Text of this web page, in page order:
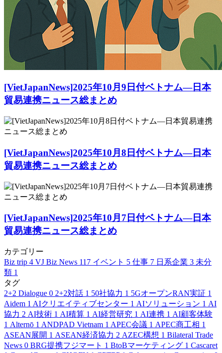
[VietJapanNews]2025年10月9日付ベトナム―日本
貿易連携ニュース総まとめ
[VietJapanNews]2025年10月8日付ベトナム―日本
貿易連携ニュース総まとめ
[VietJapanNews]2025年10月7日付ベトナム―日本
貿易連携ニュース総まとめ
カテゴリー
Biz trip 4 VJ Biz News 117 イベント 5 仕事 7 日系企業 3 未分
類 1
タグ
2+2 Dialogue 0 2+2対話 1 50社協力 1 5GオープンRAN実証 1
Aidem 1 AIクリエイティブセンター 1 AIソリューション 1 AI
協力 2 AI技術 1 AI積算 1 AI経営研究 1 AI連携 1 AI顧客体験
1 Alternō 1 ANDPAD Vietnam 1 APEC会議 1 APEC商工相 1
ASEAN展開 1 ASEAN経済協力 2 AZEC構想 1 Bilateral Trade
News 0 BRG提携フジマート 1 BtoBマーケティング 1 Cascaret